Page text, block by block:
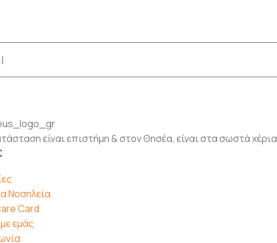
είναι επιστήμη & στον Θησέα, είναι στα σωστά χέρια
Νοσηλεία
Card
εμάς